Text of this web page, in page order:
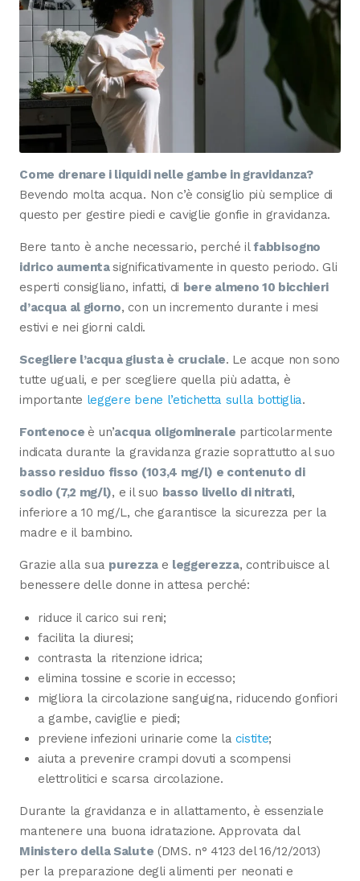
Come drenare i liquidi nelle gambe in gravidanza?
Bevendo molta acqua. Non c’è consiglio più semplice di
questo per gestire piedi e caviglie gonfie in gravidanza.
Bere tanto è anche necessario, perché ilfabbisogno
idrico aumentasignificativamente in questo periodo. Gli
esperti consigliano, infatti, di bere almeno 10 bicchieri
d’acqua al giorno, con un incremento durante i mesi
estivi e nei giorni caldi.
Scegliere l’acqua giusta è cruciale. Le acque non sono
tutte uguali, e per scegliere quella più adatta, è
importante leggere bene l’etichetta sulla bottiglia.
Fontenoce è un’acqua oligominerale particolarmente
indicata durante la gravidanza grazie soprattutto al suo
basso residuo fisso (103,4 mg/l) e contenuto di
sodio (7,2 mg/l), e il suo basso livello di nitrati,
inferiore a 10 mg/L, che garantisce la sicurezza per la
madre e il bambino.
Grazie alla sua purezza e leggerezza, contribuisce al
benessere delle donne in attesa perché:
riduce il carico sui reni;
facilita la diuresi;
contrasta la ritenzione idrica;
elimina tossine e scorie in eccesso;
migliora la circolazione sanguigna, riducendo gonfiori
a gambe, caviglie e piedi;
previene infezioni urinarie come lacistite;
aiuta a prevenire crampi dovuti a scompensi
elettrolitici e scarsa circolazione.
Durante la gravidanza e in allattamento, è essenziale
mantenere una buona idratazione. Approvata dal
Ministero della Salute (DMS. n° 4123 del 16/12/2013)
per la preparazione degli alimenti per neonati e